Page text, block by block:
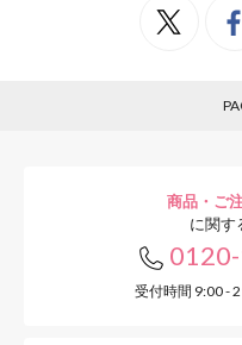
商品・ご
に関す
受付時間 9:00 -